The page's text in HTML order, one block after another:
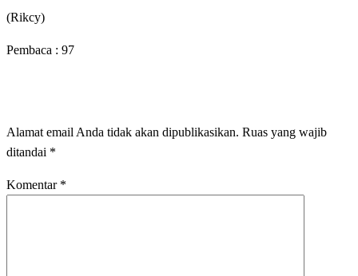
(Rikcy)
Pembaca : 97
Alamat email Anda tidak akan dipublikasikan. Ruas yang wajib
ditandai *
Komentar *